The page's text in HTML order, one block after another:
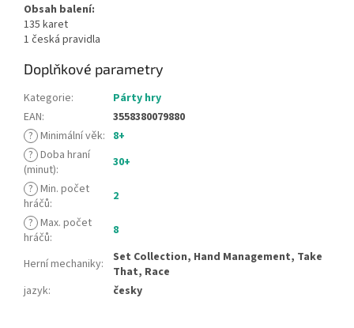
Obsah balení:
135 karet
1 česká pravidla
Doplňkové parametry
Kategorie:
Párty hry
EAN:
3558380079880
? Minimální věk: 8+
? Doba hraní
(minut):
30+
? Min. počet
hráčů:
2
? Max. počet
hráčů: 8
Herní mechaniky:
Set Collection, Hand Management, Take
That, Race
jazyk: česky